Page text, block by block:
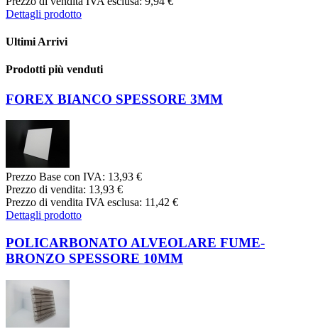
Dettagli prodotto
Ultimi Arrivi
Prodotti più venduti
FOREX BIANCO SPESSORE 3MM
Prezzo Base con IVA: 13,93 €
Prezzo di vendita: 13,93 €
Prezzo di vendita IVA esclusa: 11,42 €
Dettagli prodotto
POLICARBONATO ALVEOLARE FUME-
BRONZO SPESSORE 10MM